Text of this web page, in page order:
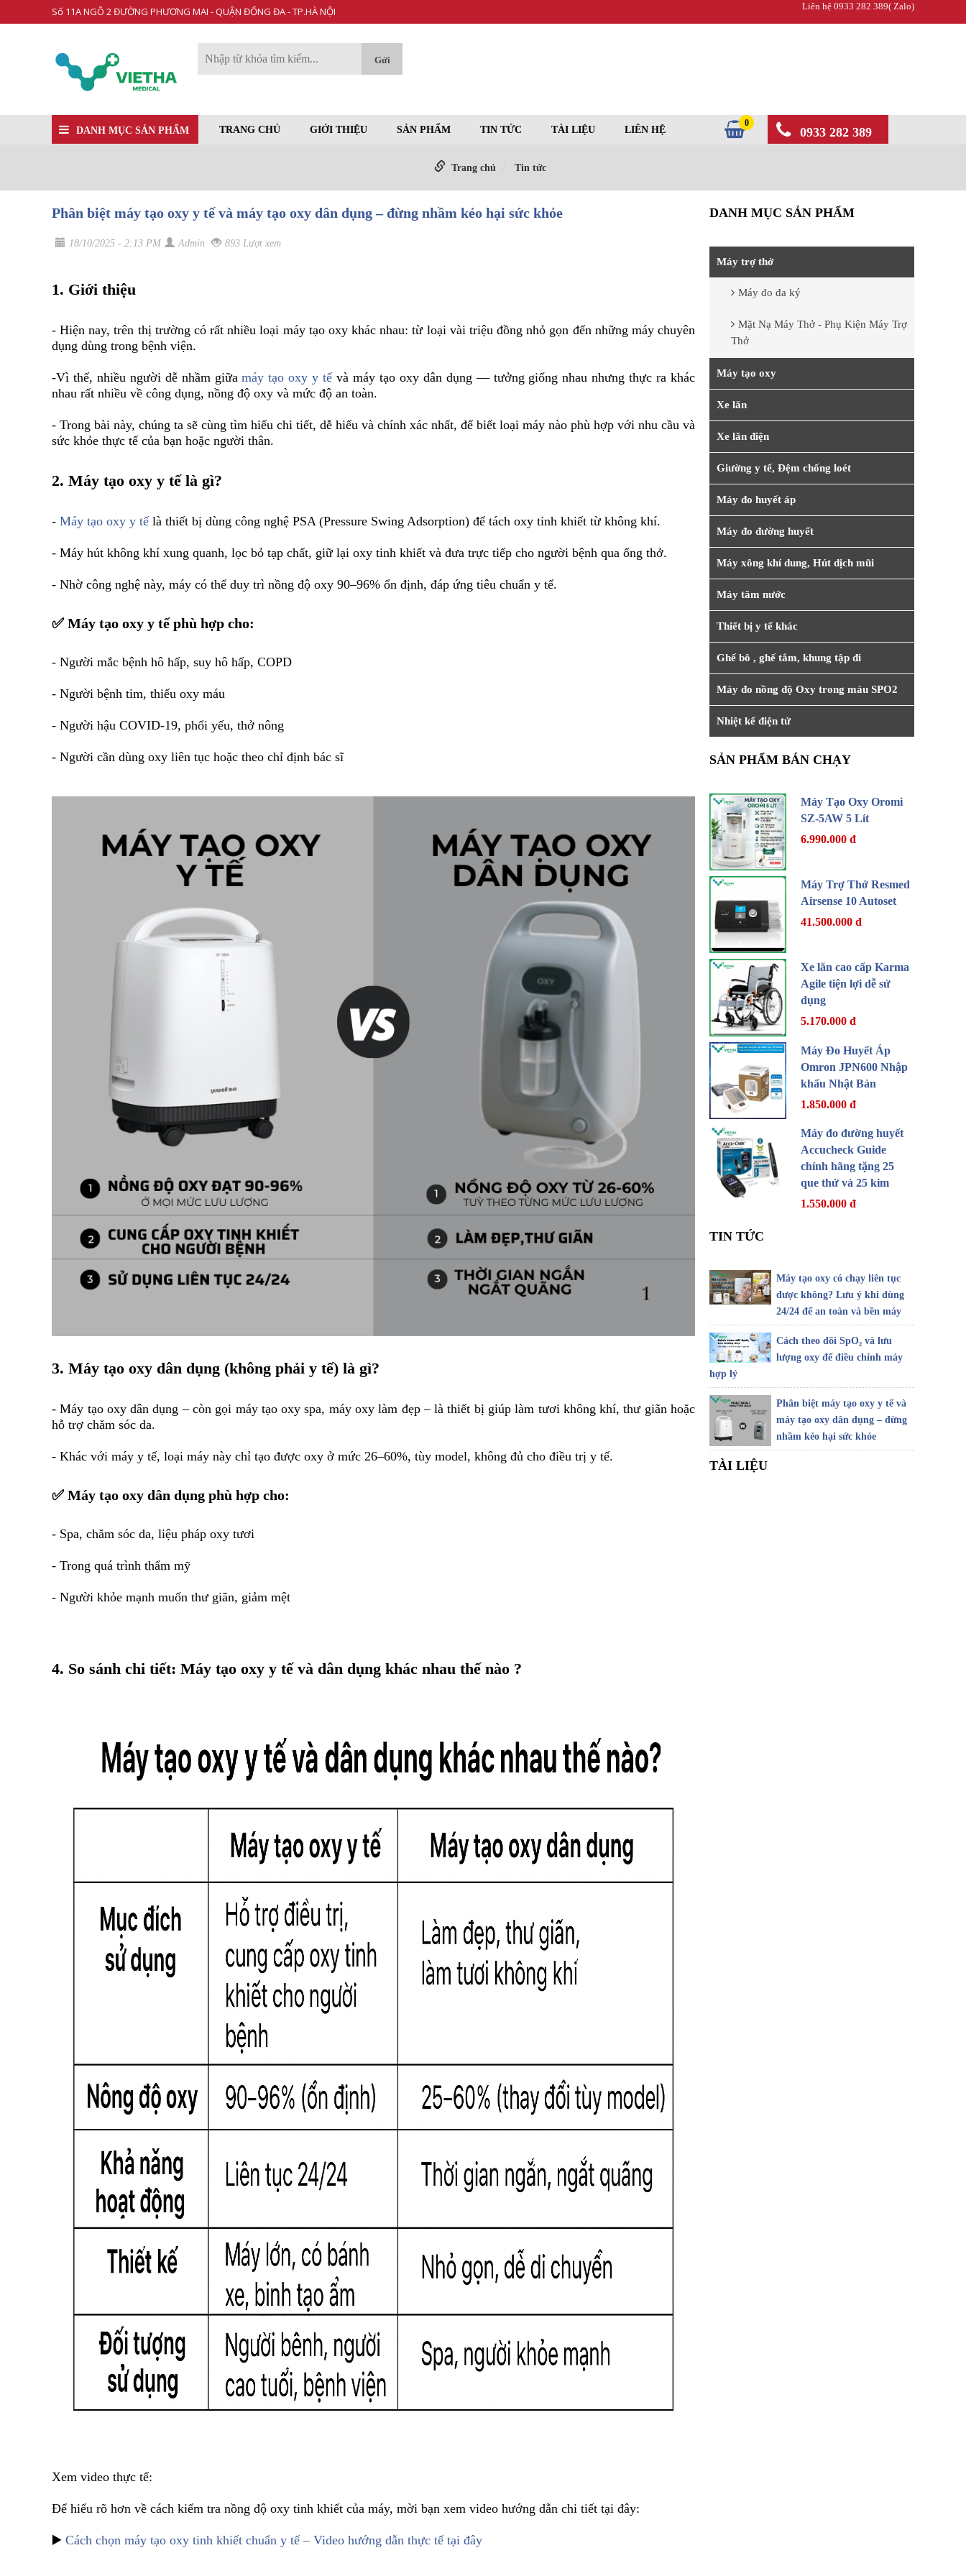
Số 11A NGÕ 2 ĐƯỜNG PHƯƠNG MAI - QUẬN ĐỐNG ĐA - TP.HÀ NỘI Liên hệ 0933 282 389( Zalo)
DANH MỤC SẢN PHẨM TRANG CHỦ GIỚI THIỆU SẢN PHẨM TIN TỨC TÀI LIỆU LIÊN HỆ
0
0933 282 389
Trang chủ Tin tức
Phân biệt máy tạo oxy y tế và máy tạo oxy dân dụng – đừng nhầm kẻo hại sức khỏe
18/10/2025 - 2:13 PM Admin 893 Lượt xem
1. Giới thiệu
- Hiện nay, trên thị trường có rất nhiều loại máy tạo oxy khác nhau: từ loại vài triệu đồng nhỏ gọn đến những máy chuyên
dụng dùng trong bệnh viện.
-Vì thế, nhiều người dễ nhầm giữamáy tạo oxy y tếvà máy tạo oxy dân dụng — tưởng giống nhau nhưng thực ra khác
nhau rất nhiều về công dụng, nồng độ oxy và mức độ an toàn.
- Trong bài này, chúng ta sẽ cùng tìm hiểu chi tiết, dễ hiểu và chính xác nhất, để biết loại máy nào phù hợp với nhu cầu và
sức khỏe thực tế của bạn hoặc người thân.
2. Máy tạo oxy y tế là gì?
- Máy tạo oxy y tếlà thiết bị dùng công nghệ PSA (Pressure Swing Adsorption) để tách oxy tinh khiết từ không khí.
- Máy hút không khí xung quanh, lọc bỏ tạp chất, giữ lại oxy tinh khiết và đưa trực tiếp cho người bệnh qua ống thở.
- Nhờ công nghệ này, máy có thể duy trì nồng độ oxy 90–96% ổn định, đáp ứng tiêu chuẩn y tế.
✅ Máy tạo oxy y tế phù hợp cho:
- Người mắc bệnh hô hấp, suy hô hấp, COPD
- Người bệnh tim, thiếu oxy máu
- Người hậu COVID-19, phổi yếu, thở nông
- Người cần dùng oxy liên tục hoặc theo chỉ định bác sĩ
3. Máy tạo oxy dân dụng (không phải y tế) là gì?
- Máy tạo oxy dân dụng – còn gọi máy tạo oxy spa, máy oxy làm đẹp – là thiết bị giúp làm tươi không khí, thư giãn hoặc
hỗ trợ chăm sóc da.
- Khác với máy y tế, loại máy này chỉ tạo được oxy ở mức 26–60%, tùy model, không đủ cho điều trị y tế.
✅ Máy tạo oxy dân dụng phù hợp cho:
- Spa, chăm sóc da, liệu pháp oxy tươi
- Trong quá trình thẩm mỹ
- Người khỏe mạnh muốn thư giãn, giảm mệt
4. So sánh chi tiết: Máy tạo oxy y tế và dân dụng khác nhau thế nào ?
Xem video thực tế:
Để hiểu rõ hơn về cách kiểm tra nồng độ oxy tinh khiết của máy, mời bạn xem video hướng dẫn chi tiết tại đây:
▶️ Cách chọn máy tạo oxy tinh khiết chuẩn y tế – Video hướng dẫn thực tế tại đây
DANH MỤC SẢN PHẨM
Máy trợ thở
Máy đo đa ký
Mặt Nạ Máy Thở - Phụ Kiện Máy Trợ
Thở
Máy tạo oxy
Xe lăn
Xe lăn điện
Giường y tế, Đệm chống loét
Máy đo huyết áp
Máy đo đường huyết
Máy xông khí dung, Hút dịch mũi
Máy tăm nước
Thiết bị y tế khác
Ghế bô , ghế tắm, khung tập đi
Máy đo nồng độ Oxy trong máu SPO2
Nhiệt kế điện tử
SẢN PHẨM BÁN CHẠY
Máy Tạo Oxy Oromi
SZ-5AW 5 Lít
6.990.000 đ
Máy Trợ Thở Resmed
Airsense 10 Autoset
41.500.000 đ
Xe lăn cao cấp Karma
Agile tiện lợi dễ sử
dụng
5.170.000 đ
Máy Đo Huyết Áp
Omron JPN600 Nhập
khẩu Nhật Bản
1.850.000 đ
Máy đo đường huyết
Accucheck Guide
chính hãng tặng 25
que thử và 25 kim
1.550.000 đ
TIN TỨC
Máy tạo oxy có chạy liên tục
được không? Lưu ý khi dùng
24/24 để an toàn và bền máy
Cách theo dõi SpO₂ và lưu
lượng oxy để điều chỉnh máy
hợp lý
Phân biệt máy tạo oxy y tế và
máy tạo oxy dân dụng – đừng
nhầm kẻo hại sức khỏe
TÀI LIỆU